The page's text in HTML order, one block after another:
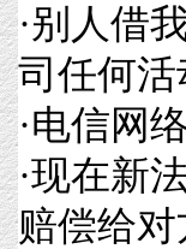
·别人借
司任何活
·电信网
·现在新
赔偿给对